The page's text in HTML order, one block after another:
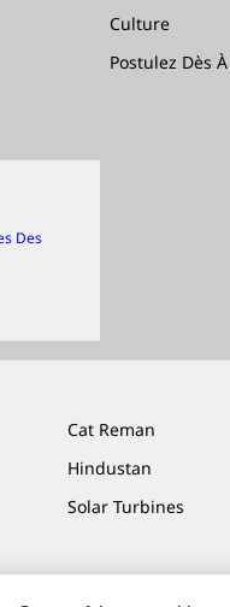
Culture
Postulez Dès
Des
Cat Reman
Hindustan
Solar Turbines